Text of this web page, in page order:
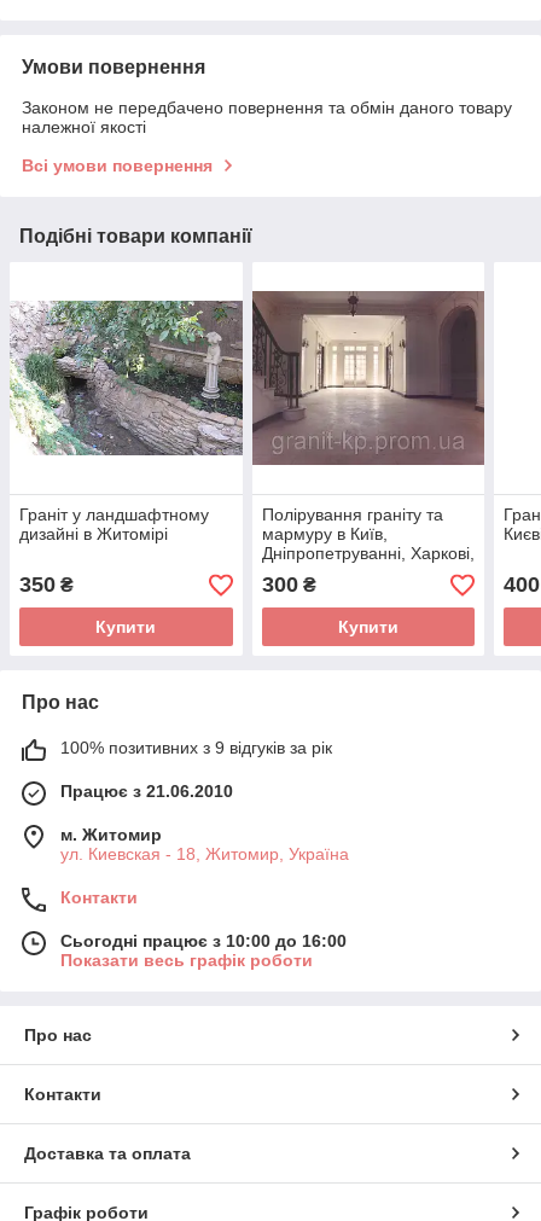
Умови повернення
Законом не передбачено повернення та обмін даного товару
належної якості
Всі умови повернення
Подібні товари компанії
Граніт у ландшафтному
дизайні в Житомірі
350 ₴
Купити
Полірування граніту та
мармуру в Київ,
Дніпропетруванні, Харкові,
Київ
300₴
Купити
400
Про нас
100% позитивних з 9 відгуків за рік
Працює з 21.06.2010
м. Житомир
ул. Киевская - 18, Житомир, Україна
Контакти
Сьогодні працює з 10:00 до 16:00
Показати весь графік роботи
Про нас
Контакти
Доставка та оплата
Графік роботи